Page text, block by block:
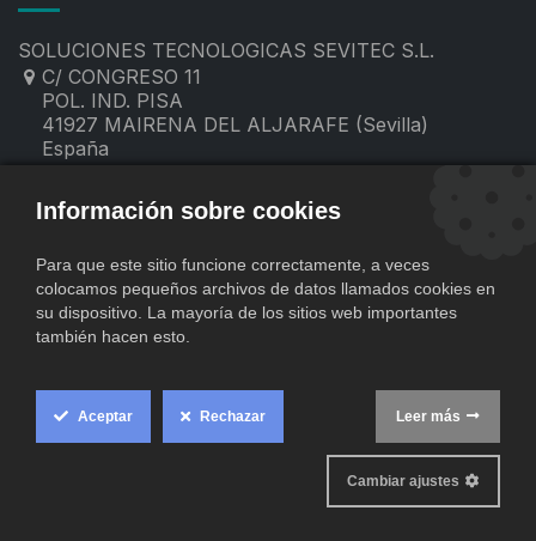
SOLUCIONES TECNOLOGICAS SEVITEC S.L.
C/ CONGRESO 11
POL. IND. PISA
41927 MAIRENA DEL ALJARAFE (Sevilla)
España
contacto@sevitec.es
Copyright © SOLUCIONES TECNOLOGICAS SEVITEC S.L.
- El mejorComercio
electrónico de código abierto
Cookie
Información sobre cookies
Para que este sitio funcione correctamente, a veces
colocamos pequeños archivos de datos llamados cookies en
su dispositivo. La mayoría de los sitios web importantes
también hacen esto.
Aceptar Rechazar Leer más
Cambiar ajustes